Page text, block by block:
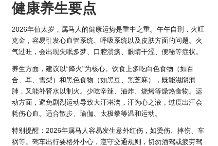
健康养生要点
2026年值太岁，属马人的健康运势是重中之重。午午自刑，火旺
克金，容易引发心血管系统、呼吸系统以及皮肤方面的问题。火
气过旺，会出现失眠多梦、口腔溃疡、眼睛干涩、便秘等症状。
养生方面，建议以“降火”为核心。饮食上多吃白色食物（如百
合、耳、雪梨）和黑色食物（如黑豆、黑芝麻），既能滋阴润
肺，又能补肾水以制火。少吃辛辣、油炸、烧烤等燥热食物。运
动方面，避免剧烈运动导致大汗淋漓，汗为心之液，过度出汗会
耗伤心血。适合散步、瑜伽、太极拳等温和运动。
特别提醒：2026年属马 人容易发生意外红伤，如烫伤、摔伤、车
祸等。驾车出行要格外小心，遵守交通规则，切勿酒驾或疲劳驾